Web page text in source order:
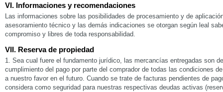
VI. Informaciones y recomendaciones
Las informaciones sobre las posibilidades de procesamiento y de
asesoramiento técnico y las demás indicaciones se otorgan según leal
compromiso y libres de toda responsabilidad.
VII. Reserva de propiedad
1. Sea cual fuere el fundamento jurídico, las mercancías entregadas son
cumplimiento del pago por parte del comprador de todas las condiciones
a nuestro favor en el futuro. Cuando se trate de facturas pendientes de
considera como seguridad para nuestras respectivas deudas activas